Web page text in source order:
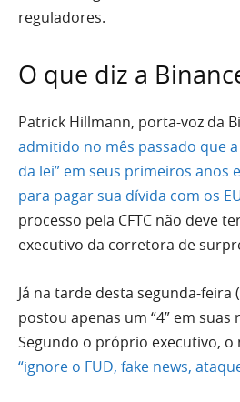
reguladores.
O que diz a
Patrick Hillmann, porta-voz da
admitido no mês passado que
da lei” em seus primeiros anos
para pagar sua dívida com os
processo pela CFTC não deve
executivo da corretora de
Já na tarde desta segunda-feira
postou apenas um “4” em suas
Segundo o próprio executivo, o
“ignore o FUD, fake news,